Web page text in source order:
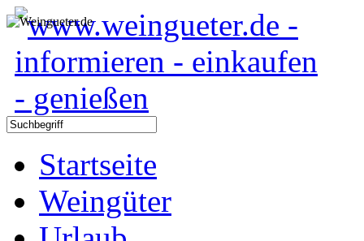
Startseite
Weingüter